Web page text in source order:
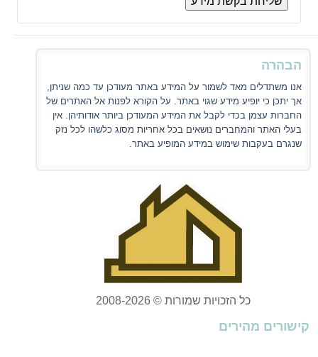
הבהרה
אנו משתדלים מאד לשמור על המידע באתר מעודכן עד כמה שניתן,
אך יתכן כי יופיע מידע שגוי באתר. על הקורא לפנות אל האתרים של
החברות עצמן בכדי לקבל את המידע המעודכן ביותר אודותיהן. אין
בעלי האתר והמחברים נושאים בכל אחריות מסוג כלשהו לכל נזק
שנגרם בעקבות שימוש במידע המופיע באתר.
כל הזכויות שמורות © 2008-2026
קישורים מהירים